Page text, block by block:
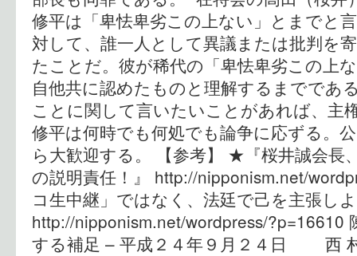
修平は「卑怯卑劣この上ない」とまでと
対して、誰一人として異議または批判を
たことだ。彼が稀代の「卑怯卑劣この上
自他共に認めたものと理解するまでであ
ことに関して言いたいことがあれば、主
修平は何時でも何処でも論争に応ずる。
ら大歓迎する。 【参考】 ★『桜井誠会長
の説明責任！』 http://nipponism.net/
コ生中継」ではなく、法廷で己を主張し
http://nipponism.net/wordpress/
する補足 – 平成２４年９月２４日 西